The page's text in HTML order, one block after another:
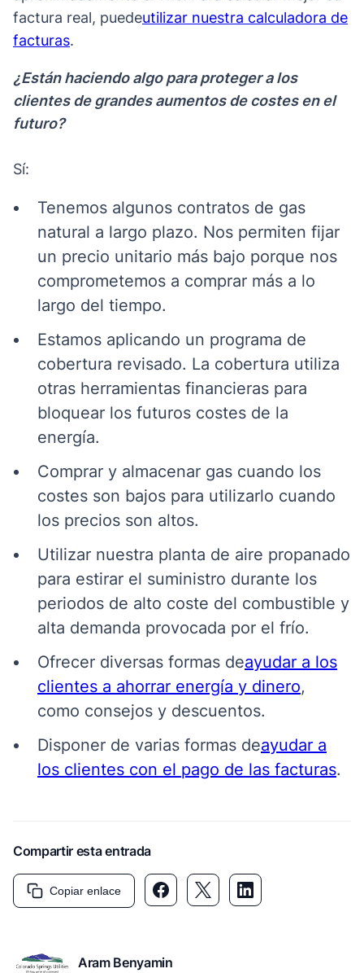
Aram Benyamin
factura real, puedeutilizar nuestra calculadora de
facturas.
¿Están haciendo algo para proteger a los
clientes de grandes aumentos de costes en el
futuro?
Sí:
Tenemos algunos contratos de gas
natural a largo plazo. Nos permiten fijar
un precio unitario más bajo porque nos
comprometemos a comprar más a lo
largo del tiempo.
Estamos aplicando un programa de
cobertura revisado. La cobertura utiliza
otras herramientas financieras para
bloquear los futuros costes de la
energía.
Comprar y almacenar gas cuando los
costes son bajos para utilizarlo cuando
los precios son altos.
Utilizar nuestra planta de aire propanado
para estirar el suministro durante los
periodos de alto coste del combustible y
alta demanda provocada por el frío.
Ofrecer diversas formas deayudar a los
clientes a ahorrar energía y dinero,
como consejos y descuentos.
Disponer de varias formas deayudar a
los clientes con el pago de las facturas.
Compartir esta entrada
Copiar enlace